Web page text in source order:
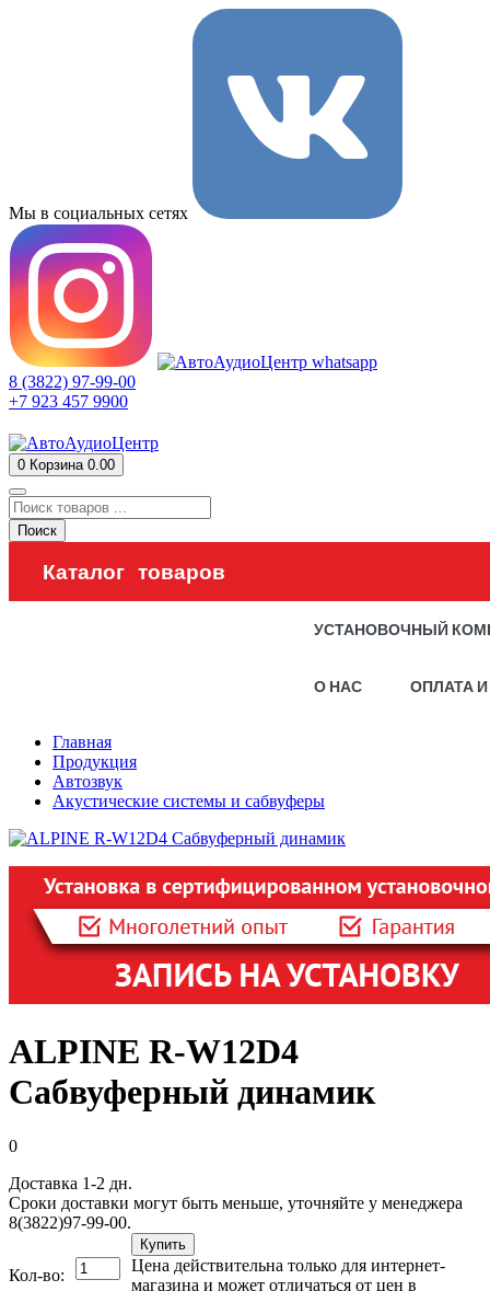
Мы в социальных сетях
8 (3822) 97-99-00
+7 923 457 9900
0 Корзина 0.00
Поиск
Каталог товаров
УСТАНОВОЧНЫЙ
О НАС ОПЛАТА
Главная
Продукция
Автозвук
Акустические системы и сабвуферы
ALPINE R-W12D4
Сабвуферный динамик
0
Доставка 1-2 дн.
Сроки доставки могут быть меньше, уточняйте у менеджера
8(3822)97-99-00.
Кол-во:
Купить
Цена действительна только для интернет-
магазина и может отличаться от цен в